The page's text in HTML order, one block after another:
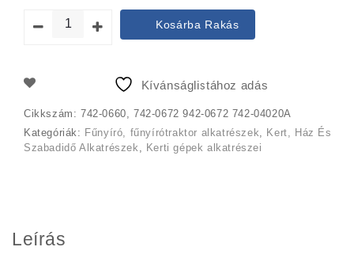
was:
964 Ft.
is:
5
Kosárba Rakás
Kívánságlistához adás
Cikkszám: 742-0660, 742-0672 942-0672 742-04020A
Kategóriák: Fűnyíró, fűnyírótraktor alkatrészek
Kert, Ház És
Szabadidő Alkatrészek
Kerti gépek alkatrészei
Leírás